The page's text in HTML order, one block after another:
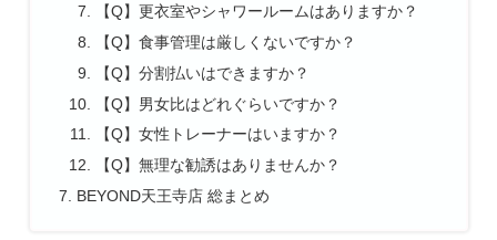
【Q】更衣室やシャワールームはありますか？
【Q】食事管理は厳しくないですか？
【Q】分割払いはできますか？
【Q】男女比はどれぐらいですか？
【Q】女性トレーナーはいますか？
【Q】無理な勧誘はありませんか？
BEYOND天王寺店 総まとめ